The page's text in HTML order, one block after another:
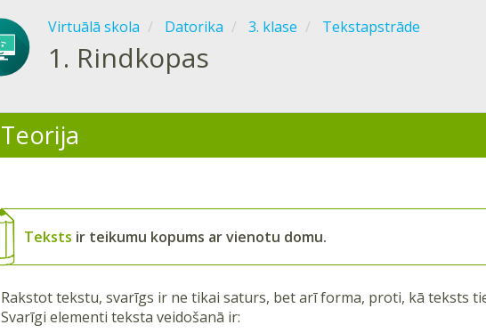
Virtuālā skola Datorika 3. klase Tekstapstrāde
1. Rindkopas
Teorija
Teksts ir teikumu kopums ar vienotu domu.
Rakstot tekstu, svarīgs ir ne tikai saturs, bet arī forma, proti, kā teksts
Svarīgi elementi teksta veidošanā ir: